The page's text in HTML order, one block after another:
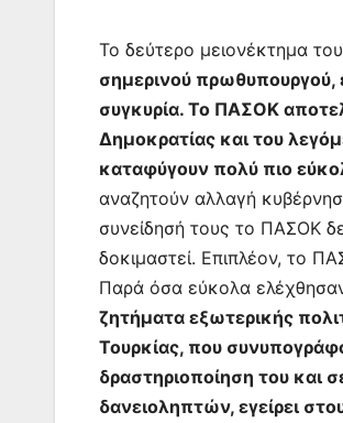
Το δεύτερο μειονέκτημα
σημερινού πρωθυπουργού,
συγκυρία. Το ΠΑΣΟΚ
Δημοκρατίας και του
καταφύγουν πολύ πιο
αναζητούν αλλαγή
συνείδησή τους το ΠΑΣΟΚ
δοκιμαστεί. Επιπλέον, το
Παρά όσα εύκολα
ζητήματα εξωτερικής
Τουρκίας, που
δραστηριοποίηση του και
δανειοληπτών, εγείρει